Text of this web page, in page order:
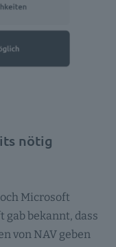
nötig
Microsoft
gab bekannt, dass
von NAV geben